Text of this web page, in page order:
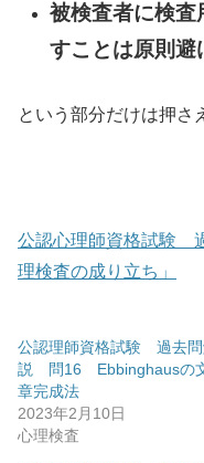
被検査者に検査
すことは原則避
という部分だけは押さ
公認心理師資格試験
理検査の成り立ち」
公認理師資格試験 過去
説 問16 Ebbinghausの
章完成法
2023年2月10日
心理検査